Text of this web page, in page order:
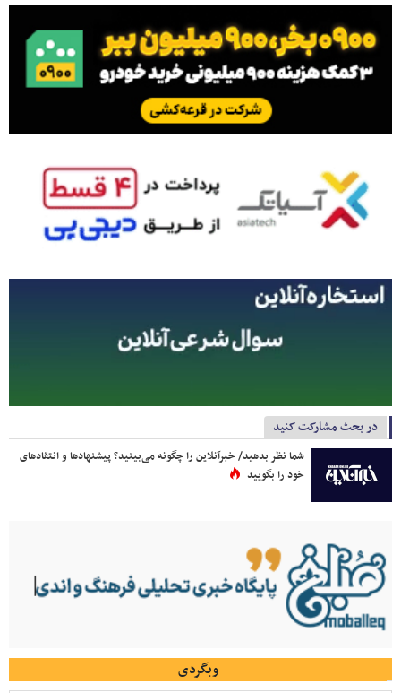
در بحث مشارکت کنید
شما نظر بدهید/ خبرآنلاین را چگونه می‌بینید؟ پیشنهادها و انتقادهای
خود را بگویید
وبگردی